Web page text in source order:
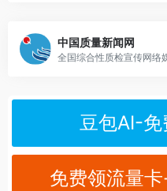
中国质量新闻网
全国综合性质检宣传网络
豆包AI-免
免费领流量